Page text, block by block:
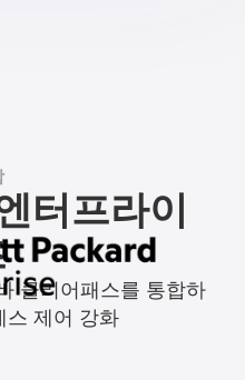
터프라이
클리어패스를 통합하
스 제어 강화